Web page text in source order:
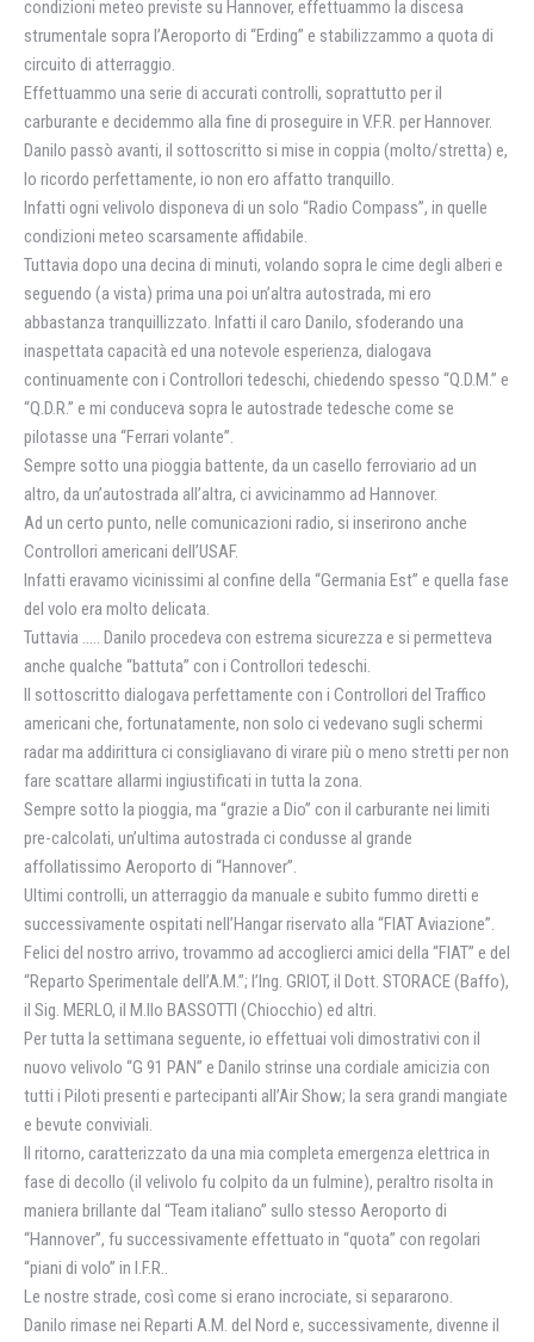
condizioni meteo previste su Hannover, effettuammo la discesa
strumentale sopra l’Aeroporto di “Erding” e stabilizzammo a quota di
circuito di atterraggio.
Effettuammo una serie di accurati controlli, soprattutto per il
carburante e decidemmo alla fine di proseguire in V.F.R. per Hannover.
Danilo passò avanti, il sottoscritto si mise in coppia (molto/stretta) e,
lo ricordo perfettamente, io non ero affatto tranquillo.
Infatti ogni velivolo disponeva di un solo “Radio Compass”, in quelle
condizioni meteo scarsamente affidabile.
Tuttavia dopo una decina di minuti, volando sopra le cime degli alberi e
seguendo (a vista) prima una poi un’altra autostrada, mi ero
abbastanza tranquillizzato. Infatti il caro Danilo, sfoderando una
inaspettata capacità ed una notevole esperienza, dialogava
continuamente con i Controllori tedeschi, chiedendo spesso “Q.D.M.” e
“Q.D.R.” e mi conduceva sopra le autostrade tedesche come se
pilotasse una “Ferrari volante”.
Sempre sotto una pioggia battente, da un casello ferroviario ad un
altro, da un’autostrada all’altra, ci avvicinammo ad Hannover.
Ad un certo punto, nelle comunicazioni radio, si inserirono anche
Controllori americani dell’USAF.
Infatti eravamo vicinissimi al confine della “Germania Est” e quella fase
del volo era molto delicata.
Tuttavia ….. Danilo procedeva con estrema sicurezza e si permetteva
anche qualche “battuta” con i Controllori tedeschi.
Il sottoscritto dialogava perfettamente con i Controllori del Traffico
americani che, fortunatamente, non solo ci vedevano sugli schermi
radar ma addirittura ci consigliavano di virare più o meno stretti per non
fare scattare allarmi ingiustificati in tutta la zona.
Sempre sotto la pioggia, ma “grazie a Dio” con il carburante nei limiti
pre-calcolati, un’ultima autostrada ci condusse al grande
affollatissimo Aeroporto di “Hannover”.
Ultimi controlli, un atterraggio da manuale e subito fummo diretti e
successivamente ospitati nell’Hangar riservato alla “FIAT Aviazione”.
Felici del nostro arrivo, trovammo ad accoglierci amici della “FIAT” e del
“Reparto Sperimentale dell’A.M.”; l’Ing. GRIOT, il Dott. STORACE (Baffo),
il Sig. MERLO, il M.llo BASSOTTI (Chiocchio) ed altri.
Per tutta la settimana seguente, io effettuai voli dimostrativi con il
nuovo velivolo “G 91 PAN” e Danilo strinse una cordiale amicizia con
tutti i Piloti presenti e partecipanti all’Air Show; la sera grandi mangiate
e bevute conviviali.
Il ritorno, caratterizzato da una mia completa emergenza elettrica in
fase di decollo (il velivolo fu colpito da un fulmine), peraltro risolta in
maniera brillante dal “Team italiano” sullo stesso Aeroporto di
“Hannover”, fu successivamente effettuato in “quota” con regolari
“piani di volo” in I.F.R..
Le nostre strade, così come si erano incrociate, si separarono.
Danilo rimase nei Reparti A.M. del Nord e, successivamente, divenne il